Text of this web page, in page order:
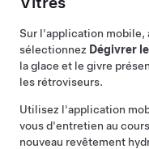
Sur l'application mobile,
sélectionnez Dégivrer
la glace et le givre
les rétroviseurs.
Utilisez l'application
vous d'entretien au
nouveau revêtement